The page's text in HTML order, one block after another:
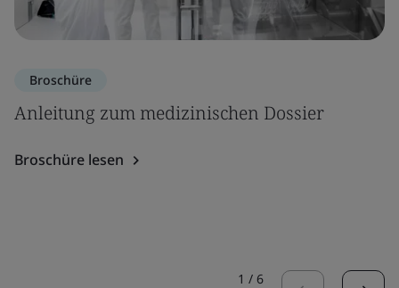
Broschüre
Anleitung zum medizinischen Dossier
Broschüre lesen
1 / 6